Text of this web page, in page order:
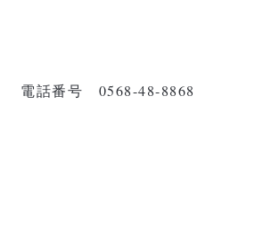
電話番号 0568-48-8868